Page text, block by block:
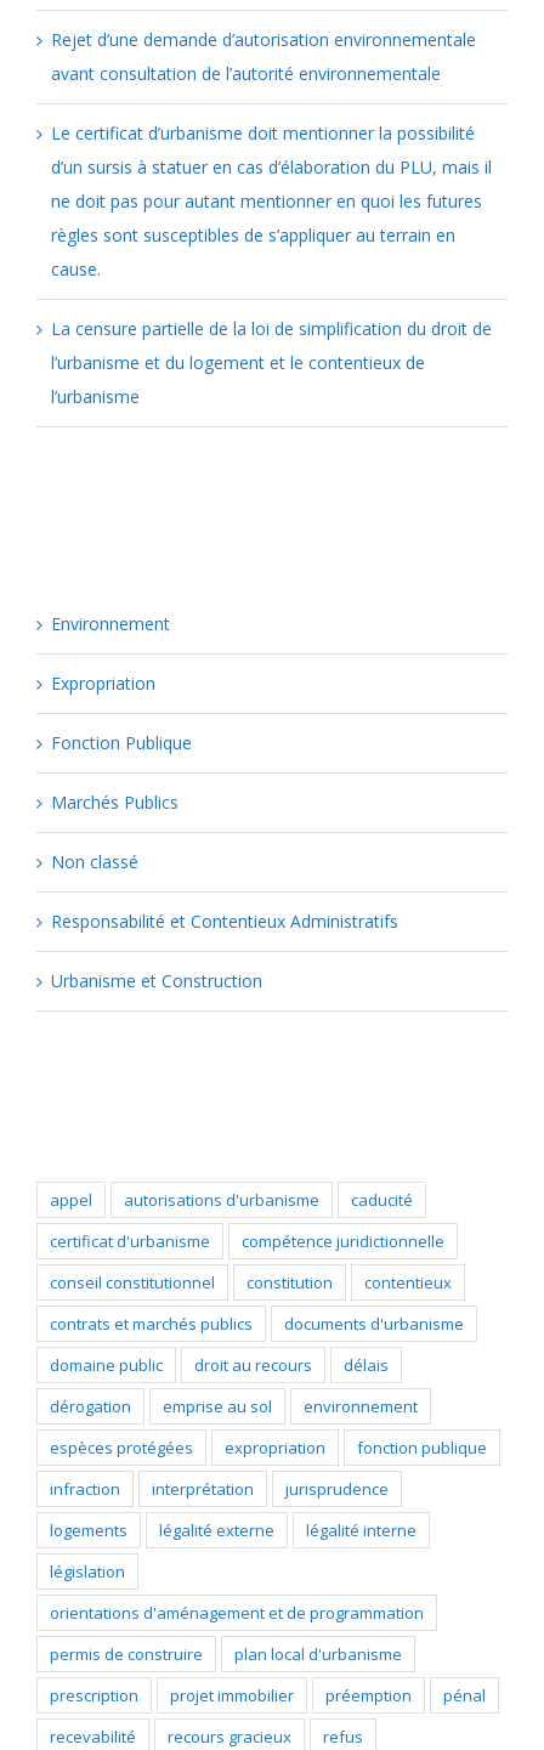
Rejet d’une demande d’autorisation environnementale
avant consultation de l’autorité environnementale
Le certificat d’urbanisme doit mentionner la possibilité
d’un sursis à statuer en cas d’élaboration du PLU, mais il
ne doit pas pour autant mentionner en quoi les futures
règles sont susceptibles de s’appliquer au terrain en
cause.
La censure partielle de la loi de simplification du droit de
l’urbanisme et du logement et le contentieux de
l’urbanisme
Environnement
Expropriation
Fonction Publique
Marchés Publics
Non classé
Responsabilité et Contentieux Administratifs
Urbanisme et Construction
appel autorisations d'urbanisme
caducité
certificat d'urbanisme
compétence juridictionnelle
conseil constitutionnel
constitution
contentieux
contrats et marchés publics
documents d'urbanisme
domaine public
droit au recours
délais
dérogation
emprise au sol
environnement
espèces protégées
expropriation
fonction publique
infraction
interprétation
jurisprudence
logements
légalité externe
légalité interne
législation
orientations d'aménagement et de programmation
permis de construire
plan local d'urbanisme
prescription
projet immobilier préemption
pénal
recevabilité
recours gracieux
refus